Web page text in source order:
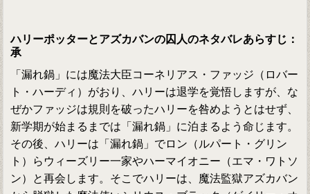
ハリーポッターとアズカバンの囚人のネタバレあらすじ：
承
「漏れ鍋」には魔法大臣コーネリアス・ファッジ（ロバー
ト・ハーディ）がおり、ハリーは退学を覚悟しますが、な
ぜかファッジは規則を破ったハリーを咎めようとはせず、
新学期が始まるまでは「漏れ鍋」に泊まるよう命じます。
その後、ハリーは「漏れ鍋」でロン（ルパート・グリン
ト）らウィーズリー一家やハーマイオニー（エマ・ワトソ
ン）と再会します。そこでハリーは、魔法監獄アズカバン